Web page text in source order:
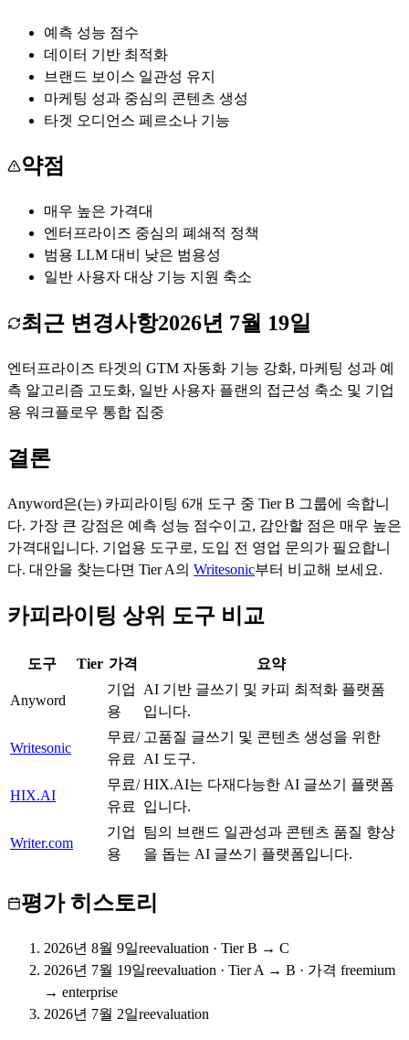
예측 성능 점수
데이터 기반 최적화
브랜드 보이스 일관성 유지
마케팅 성과 중심의 콘텐츠 생성
타겟 오디언스 페르소나 기능
약점
매우 높은 가격대
엔터프라이즈 중심의 폐쇄적 정책
범용 LLM 대비 낮은 범용성
일반 사용자 대상 기능 지원 축소
최근 변경사항2026년 7월 19일
엔터프라이즈 타겟의 GTM 자동화 기능 강화, 마케팅 성과 예
측 알고리즘 고도화, 일반 사용자 플랜의 접근성 축소 및 기업
용 워크플로우 통합 집중
결론
Anyword은(는) 카피라이팅 6개 도구 중 TierB 그룹에 속합니
다. 가장 큰 강점은 예측 성능 점수이고, 감안할 점은 매우 높은
가격대 입니다. 기업용 도구로, 도입 전 영업 문의가 필요합니
다. 대안을 찾는다면 TierA의 Writesonic부터 비교해 보세요.
카피라이팅 상위 도구 비교
도구 Tier 가격 요약
Anyword
기업
용
AI 기반 글쓰기 및 카피 최적화 플랫폼
입니다.
Writesonic
무료/
유료
고품질 글쓰기 및 콘텐츠 생성을 위한
AI 도구.
HIX.AI
무료/
유료
HIX.AI는 다재다능한 AI 글쓰기 플랫폼
입니다.
Writer.com
기업
용
팀의 브랜드 일관성과 콘텐츠 품질 향상
을 돕는 AI 글쓰기 플랫폼입니다.
평가 히스토리
2026년 8월 9일reevaluation · Tier B → C
2026년 7월 19일reevaluation · Tier A → B · 가격 freemium
→ enterprise
2026년 7월 2일reevaluation